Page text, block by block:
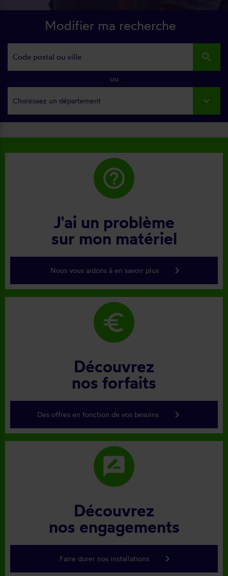
Modifier ma recherche
search
ou
Choisissez un département
help_outline
J'ai un problème
sur mon matériel
Nous vous aidons à en savoir plus keyboard_arrow_right
euro
Découvrez
nos forfaits
Des offres en fonction de vos besoins keyboard_arrow_right
rate_review
Découvrez
nos engagements
Faire durer nos installations keyboard_arrow_right